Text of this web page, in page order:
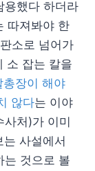
용했다 하더라
따져봐야 한
소로 넘어가
소 잡는 칼을
총장이 해야
않다는 이야
사처)가 이미
사설에서
는 것으로 볼